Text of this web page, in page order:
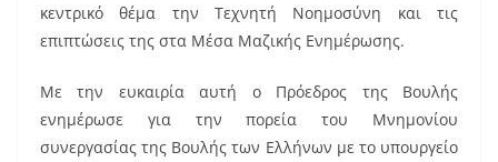
κεντρικό θέμα την Τεχνητή Νοημοσύνη και τις
επιπτώσεις της στα Μέσα Μαζικής Ενημέρωσης.
Με την ευκαιρία αυτή ο Πρόεδρος της Βουλής
ενημέρωσε για την πορεία του Μνημονίου
συνεργασίας της Βουλής των Ελλήνων με το υπουργείο